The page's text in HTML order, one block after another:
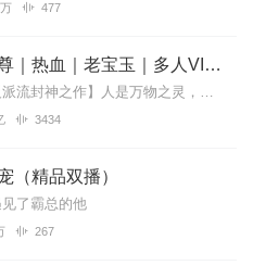
477
蛊真人｜大爱仙尊｜热血｜老宝玉｜多人VIP免费有声剧
内容简介【黑暗文反派流封神之作】人是万物之灵，蛊是天地真精。一个穿越者不断重生的故事。一个养蛊、炼蛊、用蛊的奇特世界。配音组（男角色）老宝玉旁白...
3434
（精品双播）
了霸总的他
267